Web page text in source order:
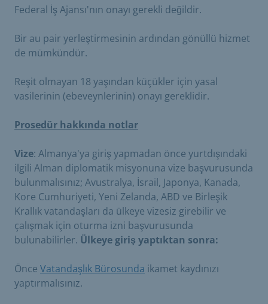
Federal İş Ajansı'nın onayı gerekli değildir.
Bir au pair yerleştirmesinin ardından gönüllü hizmet
de mümkündür.
Reşit olmayan 18 yaşından küçükler için yasal
vasilerinin (ebeveynlerinin) onayı gereklidir.
Prosedür hakkında notlar
Vize: Almanya'ya giriş yapmadan önce yurtdışındaki
ilgili Alman diplomatik misyonuna vize başvurusunda
bulunmalısınız; Avustralya, İsrail, Japonya, Kanada,
Kore Cumhuriyeti, Yeni Zelanda, ABD ve Birleşik
Krallık vatandaşları da ülkeye vizesiz girebilir ve
çalışmak için oturma izni başvurusunda
bulunabilirler. Ülkeye giriş yaptıktan sonra:
Önce Vatandaşlık Bürosunda ikamet kaydınızı
yaptırmalısınız.